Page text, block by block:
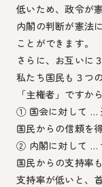
低いため、政令が
内閣の判断が憲法
ことができます。
さらに、お互いに
私たち国民も３つ
「主権者」ですか
① 国会に対して …
国民からの信頼を
② 内閣に対して …
国民からの支持率
支持率が低いと、